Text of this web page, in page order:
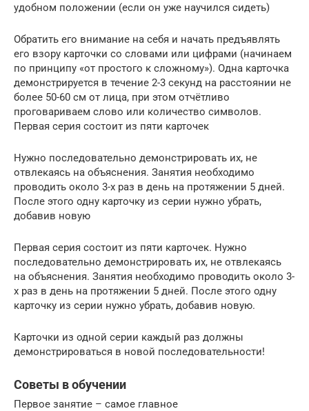
удобном положении (если он уже научился сидеть)
Обратить его внимание на себя и начать предъявлять
его взору карточки со словами или цифрами (начинаем
по принципу «от простого к сложному»). Одна карточка
демонстрируется в течение 2-3 секунд на расстоянии не
более 50-60 см от лица, при этом отчётливо
проговариваем слово или количество символов.
Первая серия состоит из пяти карточек
Нужно последовательно демонстрировать их, не
отвлекаясь на объяснения. Занятия необходимо
проводить около 3-х раз в день на протяжении 5 дней.
После этого одну карточку из серии нужно убрать,
добавив новую
Первая серия состоит из пяти карточек. Нужно
последовательно демонстрировать их, не отвлекаясь
на объяснения. Занятия необходимо проводить около 3-
х раз в день на протяжении 5 дней. После этого одну
карточку из серии нужно убрать, добавив новую.
Карточки из одной серии каждый раз должны
демонстрироваться в новой последовательности!
Советы в обучении
Первое занятие – самое главное